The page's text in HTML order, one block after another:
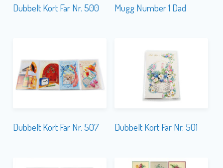
Dubbelt Kort Far Nr. 500 Mugg Number 1 Dad
Dubbelt Kort Far Nr. 507 Dubbelt Kort Far Nr. 501